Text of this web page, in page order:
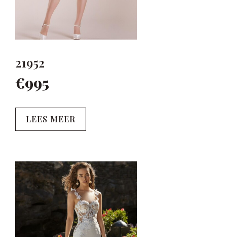
21952
€995
LEES MEER